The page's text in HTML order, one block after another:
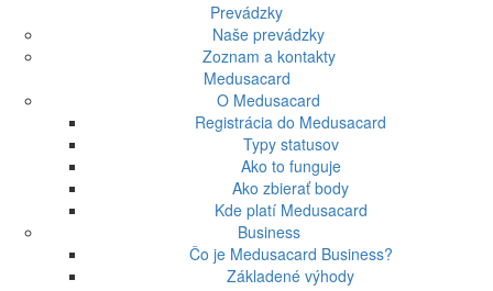
Prevádzky
Naše prevádzky
Zoznam a kontakty
Medusacard
O Medusacard
Registrácia do Medusacard
Typy statusov
Ako to funguje
Ako zbierať body
Kde platí Medusacard
Business
Čo je Medusacard Business?
Základené výhody